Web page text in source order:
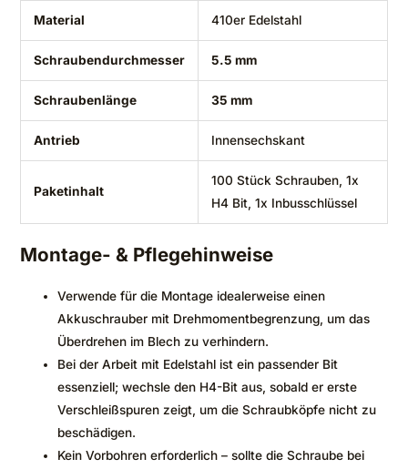
Material 410er Edelstahl
Schraubendurchmesser 5.5 mm
Schraubenlänge 35 mm
Antrieb Innensechskant
Paketinhalt
100 Stück Schrauben, 1x
H4 Bit, 1x Inbusschlüssel
Montage- & Pflegehinweise
Verwende für die Montage idealerweise einen
Akkuschrauber mit Drehmomentbegrenzung, um das
Überdrehen im Blech zu verhindern.
Bei der Arbeit mit Edelstahl ist ein passender Bit
essenziell; wechsle den H4-Bit aus, sobald er erste
Verschleißspuren zeigt, um die Schraubköpfe nicht zu
beschädigen.
Kein Vorbohren erforderlich – sollte die Schraube bei